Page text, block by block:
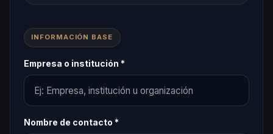
INFORMACIÓN BASE
Empresa o institución *
Nombre de contacto *